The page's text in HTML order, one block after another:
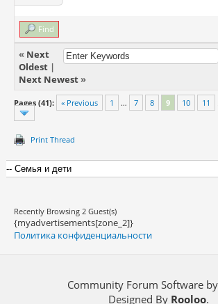
Find
« Next
Oldest|
Next Newest»
Pages (41): « Previous 1 … 7 8 9 10 11
Print Thread
Recently Browsing 2 Guest(s)
{myadvertisements[zone_2]}
Политика конфиденциальности
Community Forum Software by
Designed By Rooloo.